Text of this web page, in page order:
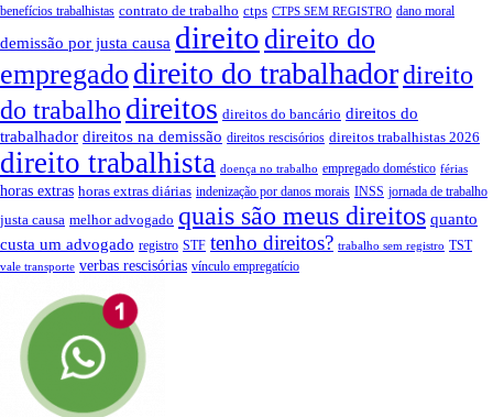
benefícios trabalhistas contrato de trabalho ctps CTPS SEM REGISTRO dano moral
demissão por justa causa direito direito do
empregado direito do trabalhadordireito
do trabalho direitos direitos do bancário direitos do
trabalhador direitos na demissão direitos rescisórios direitos trabalhistas 2026
direito trabalhista doença no trabalho empregado doméstico férias
horas extras horas extras diárias indenização por danos morais INSS jornada de trabalho
justa causa melhor advogado quais são meus direitos quanto
custa um advogado registro STF tenho direitos? trabalho sem registro TST
vale transporte verbas rescisórias vínculo empregatício